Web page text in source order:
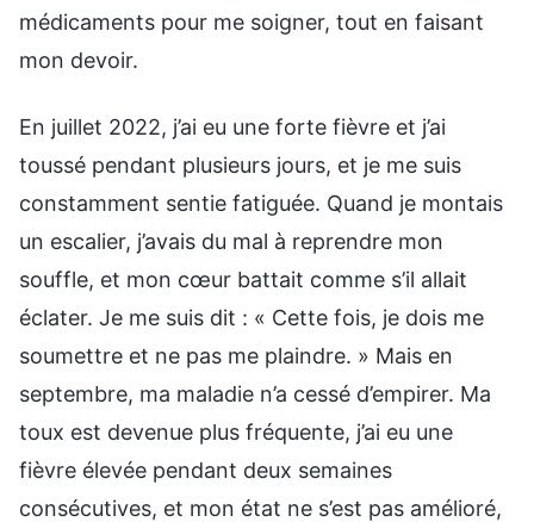
médicaments pour me soigner, tout en faisant
mon devoir.
En juillet 2022, j’ai eu une forte fièvre et j’ai
toussé pendant plusieurs jours, et je me suis
constamment sentie fatiguée. Quand je montais
un escalier, j’avais du mal à reprendre mon
souffle, et mon cœur battait comme s’il allait
éclater. Je me suis dit : « Cette fois, je dois me
soumettre et ne pas me plaindre. » Mais en
septembre, ma maladie n’a cessé d’empirer. Ma
toux est devenue plus fréquente, j’ai eu une
fièvre élevée pendant deux semaines
consécutives, et mon état ne s’est pas amélioré,